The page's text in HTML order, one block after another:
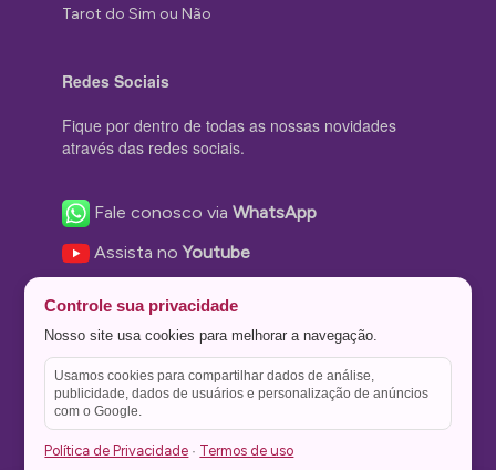
Tarot do Sim ou Não
Redes Sociais
Fique por dentro de todas as nossas novidades
através das redes sociais.
Fale conosco viaWhatsApp
Assista noYoutube
Nos siga no Instagram
Nos siga noTwitter
Salve no
Controle sua privacidade
Nosso site usa cookies para melhorar a navegação.
Usamos cookies para compartilhar dados de análise,
publicidade, dados de usuários e personalização de anúncios
com o Google.
Política de Privacidade · Termos de uso